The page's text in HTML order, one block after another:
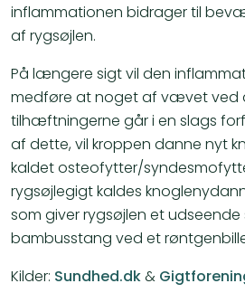
inflammationen bidrager til
af rygsøjlen.
På længere sigt vil den
medføre at noget af vævet ved
tilhæftningerne går i en slags
af dette, vil kroppen danne nyt
kaldet osteofytter/
rygsøjlegigt kaldes
som giver rygsøjlen et udseende
bambusstang ved et
Kilder: Sundhed.dk&